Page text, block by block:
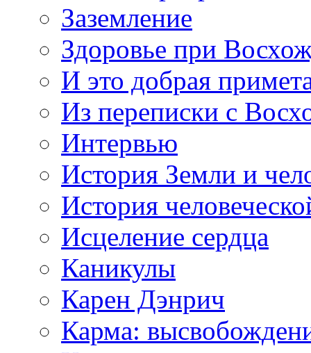
Заземление
Здоровье при
И это добрая
Из переписки с
Интервью
История Земли и
История
Исцеление сердца
Каникулы
Карен Дэнрич
Карма: